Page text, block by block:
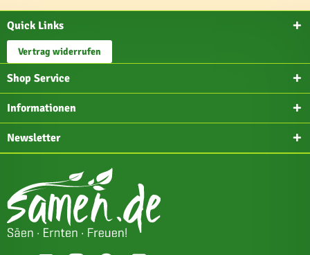
Quick Links
Vertrag widerrufen
Shop Service
Informationen
Newsletter